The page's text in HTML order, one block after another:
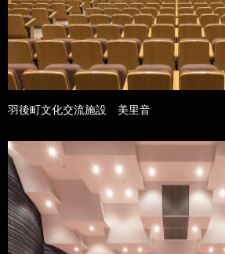
羽後町文化交流施設 美里音